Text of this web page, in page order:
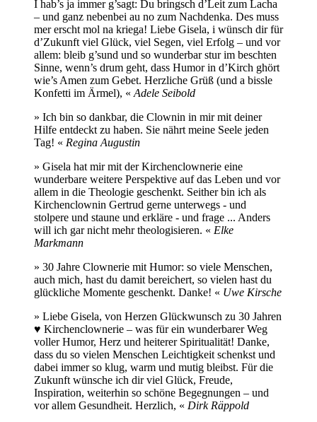
I hab’s ja immer g’sagt: Du bringsch d’Leit zum Lacha
– und ganz nebenbei au no zum Nachdenka. Des muss
mer erscht mol na kriega! Liebe Gisela, i wünsch dir für
d’Zukunft viel Glück, viel Segen, viel Erfolg – und vor
allem: bleib g’sund und so wunderbar stur im beschten
Sinne, wenn’s drum geht, dass Humor in d’Kirch ghört
wie’s Amen zum Gebet. Herzliche Grüß (und a bissle
Konfetti im Ärmel), « Adele Seibold
» Ich bin so dankbar, die Clownin in mir mit deiner
Hilfe entdeckt zu haben. Sie nährt meine Seele jeden
Tag! « Regina Augustin
» Gisela hat mir mit der Kirchenclownerie eine
wunderbare weitere Perspektive auf das Leben und vor
allem in die Theologie geschenkt. Seither bin ich als
Kirchenclownin Gertrud gerne unterwegs - und
stolpere und staune und erkläre - und frage ... Anders
will ich gar nicht mehr theologisieren. « Elke
Markmann
» 30 Jahre Clownerie mit Humor: so viele Menschen,
auch mich, hast du damit bereichert, so vielen hast du
glückliche Momente geschenkt. Danke! « Uwe Kirsche
» Liebe Gisela, von Herzen Glückwunsch zu 30 Jahren
♥️ Kirchenclownerie – was für ein wunderbarer Weg
voller Humor, Herz und heiterer Spiritualität! Danke,
dass du so vielen Menschen Leichtigkeit schenkst und
dabei immer so klug, warm und mutig bleibst. Für die
Zukunft wünsche ich dir viel Glück, Freude,
Inspiration, weiterhin so schöne Begegnungen – und
vor allem Gesundheit. Herzlich, « Dirk Räppold